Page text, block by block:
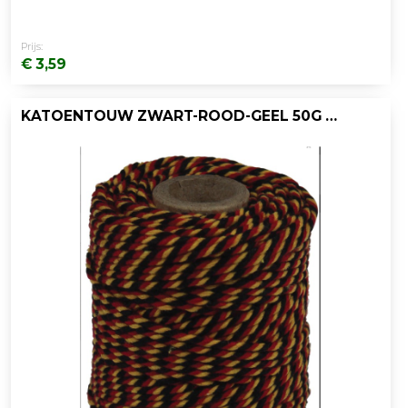
Prijs:
€ 3,59
KATOENTOUW ZWART-ROOD-GEEL 50G 35M/PK10